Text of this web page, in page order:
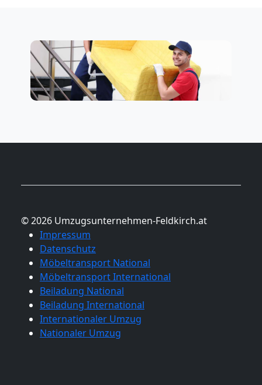
© 2026 Umzugsunternehmen-Feldkirch.at
Impressum
Datenschutz
Möbeltransport National
Möbeltransport International
Beiladung National
Beiladung International
Internationaler Umzug
Nationaler Umzug